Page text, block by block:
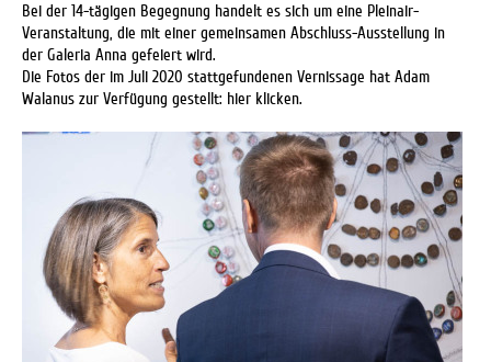
Bei der 14-tägigen Begegnung handelt es sich um eine Pleinair-
Veranstaltung, die mit einer gemeinsamen Abschluss-Ausstellung in
der Galeria Anna gefeiert wird.
Die Fotos der im Juli 2020 stattgefundenen Vernissage hat Adam
Walanus zur Verfügung gestellt: hier klicken.